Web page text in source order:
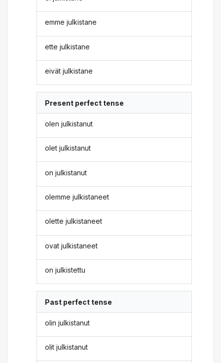
emme julkistane
ette julkistane
eivät julkistane
Present perfect tense
olen julkistanut
olet julkistanut
on julkistanut
olemme julkistaneet
olette julkistaneet
ovat julkistaneet
on julkistettu
Past perfect tense
olin julkistanut
olit julkistanut